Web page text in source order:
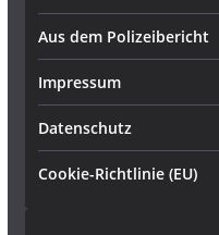
Aus dem Polizeibericht
Impressum
Datenschutz
Cookie-Richtlinie (EU)